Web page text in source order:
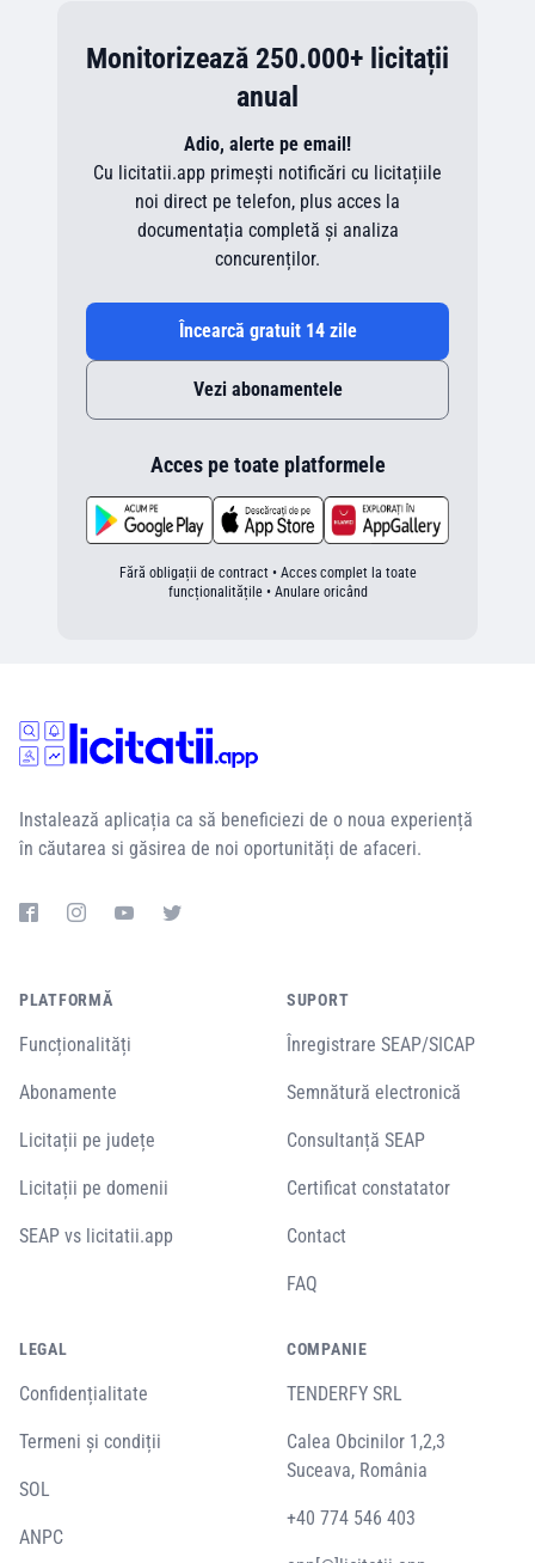
Monitorizează 250.000+ licitații
anual
Adio, alerte pe email!
Cu licitatii.app primești notificări cu licitațiile
noi direct pe telefon, plus acces la
documentația completă și analiza
concurenților.
Încearcă gratuit 14 zile
Vezi abonamentele
Acces pe toate platformele
Fără obligații de contract • Acces complet la toate
funcționalitățile • Anulare oricând
Instalează aplicația ca să beneficiezi de o noua experiență
în căutarea si găsirea de noi oportunități de afaceri.
PLATFORMĂ
Funcționalități
Abonamente
Licitații pe județe
Licitații pe domenii
SEAP vs licitatii.app
SUPORT
Înregistrare SEAP/SICAP
Semnătură electronică
Consultanță SEAP
Certificat constatator
Contact
FAQ
LEGAL
Confidențialitate
Termeni și condiții
SOL
ANPC
COMPANIE
TENDERFY SRL
Calea Obcinilor 1,2,3
Suceava, România
+40 774 546 403